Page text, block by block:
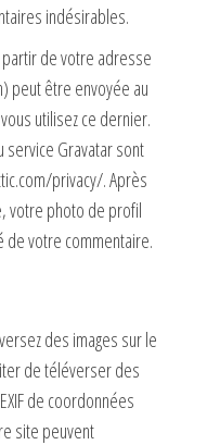
indésirables.
de votre adresse
peut être envoyée au
utilisez ce dernier.
service Gravatar sont
privacy/. Après
votre photo de profil
de votre commentaire.
des images sur le
de téléverser des
de coordonnées
site peuvent